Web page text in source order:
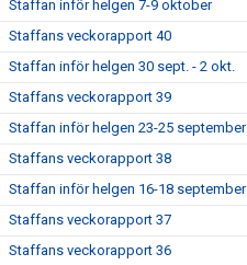
Staffan inför helgen 7-9 oktober
Staffans veckorapport 40
Staffan inför helgen 30 sept. - 2 okt.
Staffans veckorapport 39
Staffan inför helgen 23-25 september
Staffans veckorapport 38
Staffan inför helgen 16-18 september
Staffans veckorapport 37
Staffans veckorapport 36